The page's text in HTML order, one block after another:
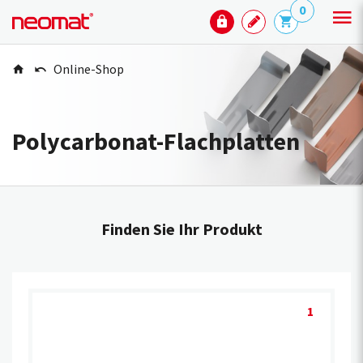
0
Online-Shop
Polycarbonat-Flachplatten
Finden Sie Ihr Produkt
1